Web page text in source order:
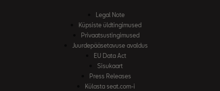
Legal Note
Küpsiste üldtingimused
Privaatsustingimused
Juurdepääsetavuse avaldus
EU Data Act
Sisukaart
Press Releases
Külasta seat.com-i